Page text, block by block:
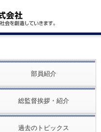
部員紹介
総監督挨拶・紹介
過去のトピックス